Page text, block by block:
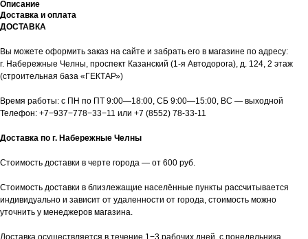
Описание
Доставка и оплата
ДОСТАВКА
Вы можете оформить заказ на сайте и забрать его в магазине по адресу:
г. Набережные Челны, проспект Казанский (1-я Автодорога), д. 124, 2 этаж
(строительная база «ГЕКТАР»)
Время работы: с ПН по ПТ 9:00—18:00, СБ 9:00—15:00, ВС — выходной
Телефон: +7−937−778−33−11 или +7 (8552) 78-33-11
Доставка по г. Набережные Челны
Стоимость доставки в черте города — от 600 руб.
Стоимость доставки в близлежащие населённые пункты рассчитывается
индивидуально и зависит от удаленности от города, стоимость можно
уточнить у менеджеров магазина.
Доставка осуществляется в течение 1−3 рабочих дней, с понедельника